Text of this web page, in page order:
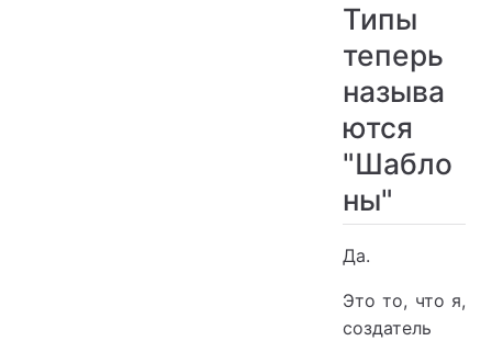
Типы
теперь
называ
ются
"Шабло
ны"
Да.
Это то, что я,
создатель